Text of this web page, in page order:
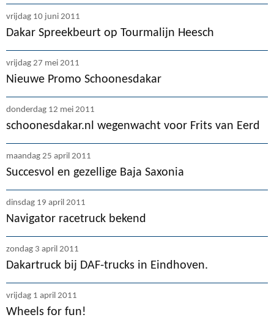
vrijdag 10 juni 2011
Dakar Spreekbeurt op Tourmalijn Heesch
vrijdag 27 mei 2011
Nieuwe Promo Schoonesdakar
donderdag 12 mei 2011
schoonesdakar.nl wegenwacht voor Frits van Eerd
maandag 25 april 2011
Succesvol en gezellige Baja Saxonia
dinsdag 19 april 2011
Navigator racetruck bekend
zondag 3 april 2011
Dakartruck bij DAF-trucks in Eindhoven.
vrijdag 1 april 2011
Wheels for fun!